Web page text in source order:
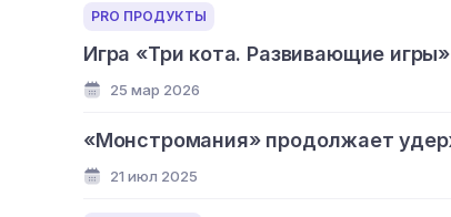
PRO ПРОДУКТЫ
Игра «Три кота. Развивающие
25 мар 2026
«Монстромания» продолжает
21 июл 2025